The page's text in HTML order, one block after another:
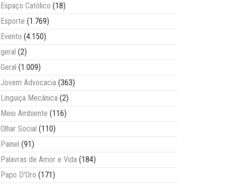
Espaço Católico (18)
Esporte (1.769)
Evento (4.150)
geral (2)
Geral (1.009)
Jovem Advocacia (363)
Linguiça Mecânica (2)
Meio Ambiente (116)
Olhar Social (110)
Painel (91)
Palavras de Amor e Vida (184)
Papo D'Oro (171)